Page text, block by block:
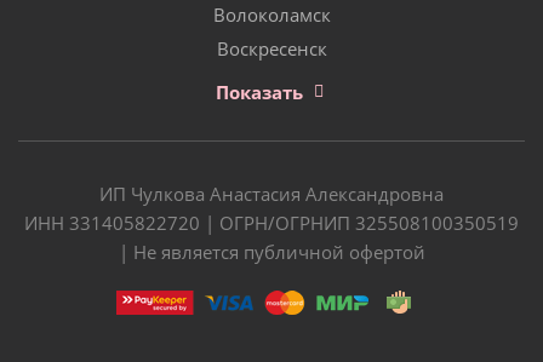
Волоколамск
Воскресенск
Показать
ИП Чулкова Анастасия Александровна
ИНН 331405822720 | ОГРН/ОГРНИП 325508100350519
| Не является публичной офертой